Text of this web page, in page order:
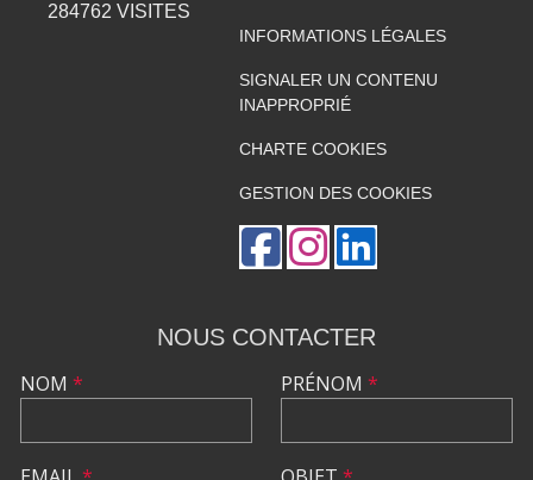
284762 VISITES
INFORMATIONS LÉGALES
SIGNALER UN CONTENU
INAPPROPRIÉ
CHARTE COOKIES
GESTION DES COOKIES
NOUS CONTACTER
NOM * PRÉNOM *